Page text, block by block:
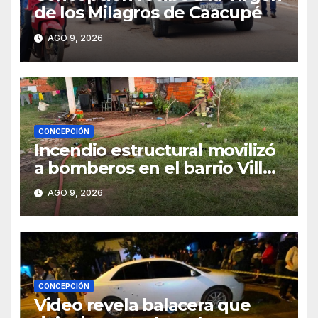
de los Milagros de Caacupé
AGO 9, 2026
CONCEPCIÓN
Incendio estructural movilizó
a bomberos en el barrio Villa
Alta
AGO 9, 2026
CONCEPCIÓN
Video revela balacera que